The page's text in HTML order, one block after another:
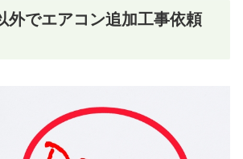
外でエアコン追加工事依頼